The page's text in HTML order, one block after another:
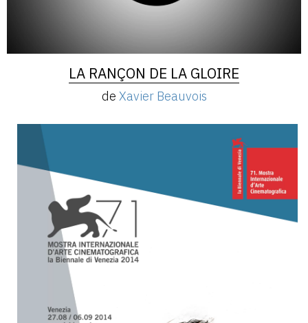
LA RANÇON DE LA GLOIRE
de Xavier Beauvois